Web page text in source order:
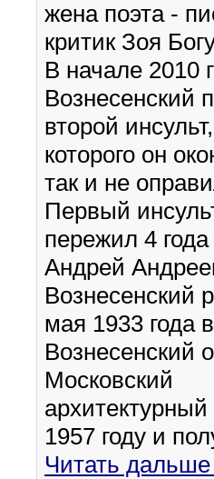
жена поэта -
критик Зоя
В начале 2010
Вознесенский
второй
которого он
так и не
Первый
пережил 4
Андрей
Вознесенский
мая 1933 года
Вознесенский
Московский
архитектурный
1957 году и
Читать